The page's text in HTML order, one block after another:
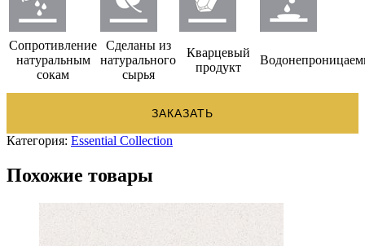
Сопротивление
натуральным
сокам
Сделаны из
натурального
сырья
Кварцевый
продукт
ЗАКАЗАТЬ
Категория: Essential Collection
Похожие товары